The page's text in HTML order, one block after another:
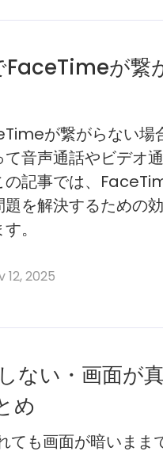
が繋
が繋がらない場
音声通話やビデオ
の記事では、
を解決するための
。
12, 2025
ない・画面が
め
ても画面が暗いまま